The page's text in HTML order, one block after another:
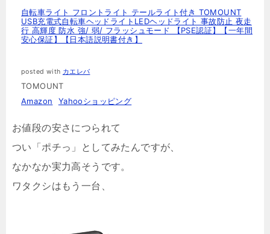
自転車ライト フロントライト テールライト付き TOMOUNT
USB充電式自転車ヘッドライトLEDヘッドライト 事故防止 夜走
行 高輝度 防水 強/ 弱/ フラッシュモード 【PSE認証】【一年間
安心保証】【日本語説明書付き】
posted with カエレバ
TOMOUNT
Amazon
Yahooショッピング
お値段の安さにつられて
つい「ポチっ」としてみたんですが、
なかなか実力高そうです。
ワタクシはもう一台、